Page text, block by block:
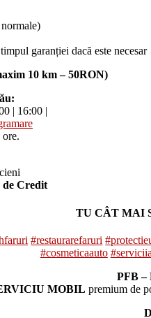
garanției dacă este necesar
10 km – 50RON)
:
| 16:00 |
Credit
TU CÂT MAI
#restaurarefaruri
#cosmeticaauto
PFB –
MOBIL premium de